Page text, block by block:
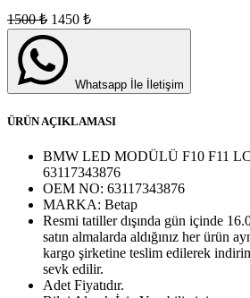
1500₺ 1450 ₺
Whatsapp İle İletişim
ÜRÜN AÇIKLAMASI
BMW LED MODÜLÜ F10 F11
63117343876
OEM NO: 63117343876
MARKA: Betap
Resmi tatiller dışında gün içinde
satın almalarda aldığınız her ürün
kargo şirketine teslim edilerek
sevk edilir.
Adet Fiyatıdır.